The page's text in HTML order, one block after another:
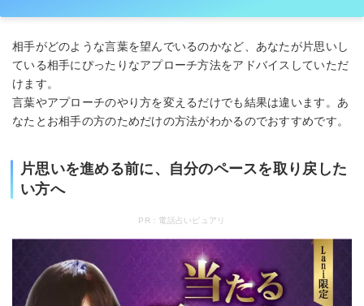
相手がどのような言葉を望んでいるのかなど、あなたが片思いし
ている相手にぴったりなアプローチ方法をアドバイスしていただ
けます。
言葉やアプローチのやり方を変えるだけでも結果は違います。あ
なたとお相手の方のためだけの方法がわかるのでおすすめです。
片思いを進める前に、自分のペースを取り戻した
い方へ
PR：電話占いピュアリ